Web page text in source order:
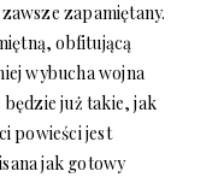
zapamiętany.
obfitującą
wybucha wojna
będzie już takie, jak
powieści jest
jak gotowy